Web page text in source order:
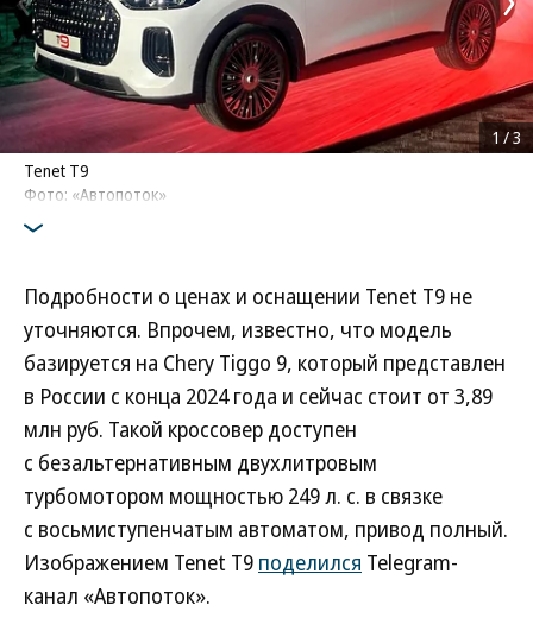
Tenet T9
Фото: «Автопоток»
1 /3
Подробности о ценах и оснащении Tenet T9 не
уточняются. Впрочем, известно, что модель
базируется на Chery Tiggo 9, который представлен
в России с конца 2024 года и сейчас стоит от 3,89
млн руб. Такой кроссовер доступен
с безальтернативным двухлитровым
турбомотором мощностью 249 л. с. в связке
с восьмиступенчатым автоматом, привод полный.
Изображением Tenet T9 поделился Telegram-
канал «Автопоток».